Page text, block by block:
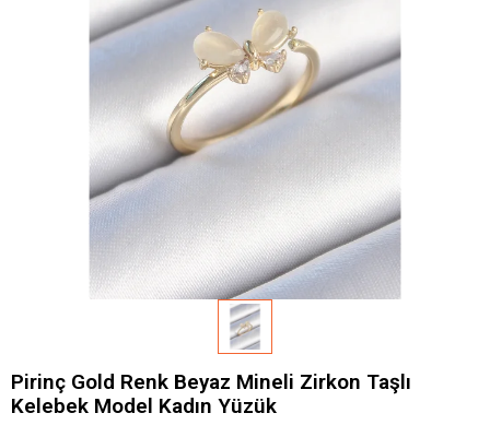
Pirinç Gold Renk Beyaz Mineli Zirkon Taşlı
Kelebek Model Kadın Yüzük